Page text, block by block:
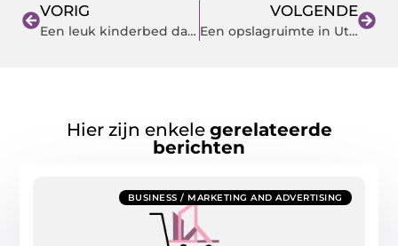
VORIG
Een leuk kinderbed dat goed is geleverd
VOLGENDE
Een opslagruimte in Utrecht huren!
Hier zijn enkele gerelateerde
berichten
BUSINESS / MARKETING AND ADVERTISING